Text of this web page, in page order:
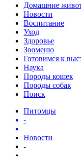
Домашние
Новости
Воспитание
Уход
Здоровье
Зооменю
Готовимся к
Наука
Породы кошек
Породы собак
Поиск
Питомцы
-
Новости
-